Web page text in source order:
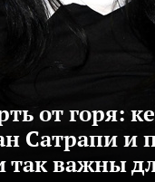
от горя:
Сатрапи и
так важны